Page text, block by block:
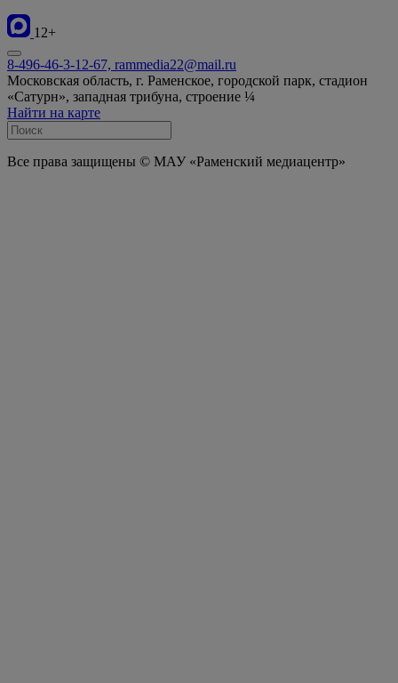
12+
8-496-46-3-12-67, rammedia22@mail.ru
Московская область, г. Раменское, городской парк, стадион
«Сатурн», западная трибуна, строение ¼
Найти на карте
Все права защищены © МАУ «Раменский медиацентр»